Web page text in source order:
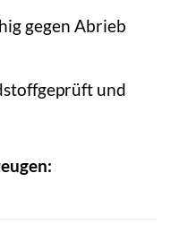
gegen Abrieb
und